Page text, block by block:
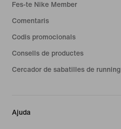
Fes-te Nike Member
Comentaris
Codis promocionals
Consells de productes
Cercador de sabatilles de running
Ajuda